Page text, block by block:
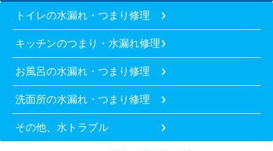
トイレの水漏れ・つまり修理
キッチンのつまり・水漏れ修理
お風呂の水漏れ・つまり修理
洗面所の水漏れ・つまり修理
その他、水トラブル